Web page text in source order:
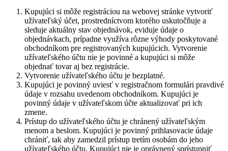
Kupujúci si môže registráciou na webovej stránke vytvoriť
užívateľský účet, prostredníctvom ktorého uskutočňuje a
sleduje aktuálny stav objednávok, eviduje údaje o
objednávkach, prípadne využíva rôzne výhody poskytované
obchodníkom pre registrovaných kupujúcich. Vytvorenie
užívateľského účtu nie je povinné a kupujúci si môže
objednať tovar aj bez registrácie.
Vytvorenie užívateľského účtu je bezplatné.
Kupujúci je povinný uviesť v registračnom formulári pravdivé
údaje v rozsahu uvedenom obchodníkom. Kupujúci je
povinný údaje v užívateľskom účte aktualizovať pri ich
zmene.
Prístup do užívateľského účtu je chránený užívateľským
menom a heslom. Kupujúci je povinný prihlasovacie údaje
chrániť, tak aby zamedzil prístup tretím osobám do jeho
užívateľského účtu. Kupujúci nie je oprávnený sprístupniť